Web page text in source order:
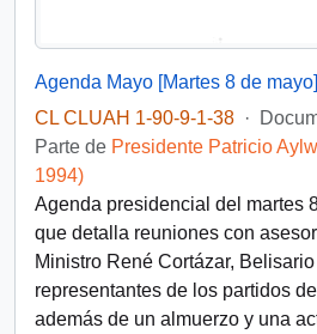
Agenda Mayo [Martes 8 de mayo]
CL CLUAH 1-90-9-1-38 ·
Parte de Presidente Patricio
1994)
Agenda presidencial del martes
que detalla reuniones con
Ministro René Cortázar,
representantes de los partidos
además de un almuerzo y una